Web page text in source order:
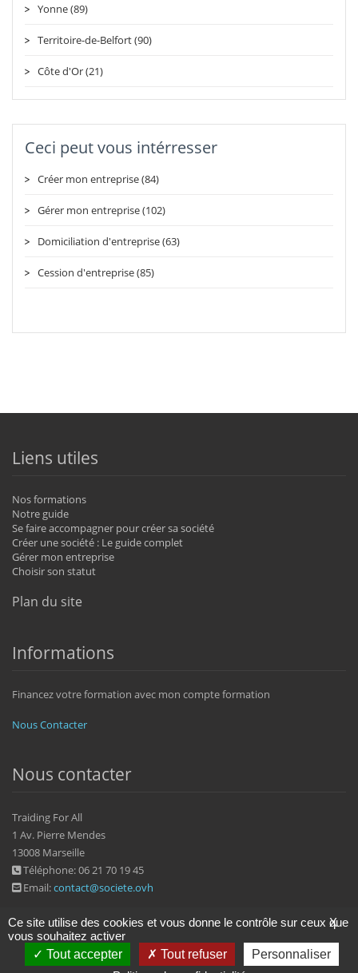
Yonne (89)
Territoire-de-Belfort (90)
Côte d'Or (21)
Ceci peut vous intérresser
Créer mon entreprise (84)
Gérer mon entreprise (102)
Domiciliation d'entreprise (63)
Cession d'entreprise (85)
Liens utiles
Nos formations
Notre guide
Se faire accompagner pour créer sa société
Créer une société : Le guide complet
Gérer mon entreprise
Choisir son statut
Plan du site
Informations
Financez votre formation avec mon compte formation
Nous Contacter
Nous contacter
Traiding For All
1 Av. Pierre Mendes
13008 Marseille
Téléphone: 06 21 70 19 45
Email:contact@societe.ovh
X
Ce site utilise des cookies et vous donne le contrôle sur ceux que
vous souhaitez activer
Tout accepter
Tout refuser
Personnaliser